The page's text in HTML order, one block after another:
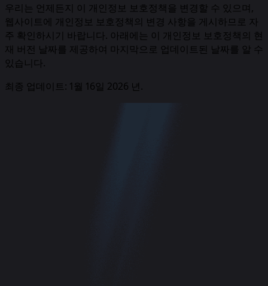
우리는 언제든지 이 개인정보 보호정책을 변경할 수 있으며,
웹사이트에 개인정보 보호정책의 변경 사항을 게시하므로 자
주 확인하시기 바랍니다. 아래에는 이 개인정보 보호정책의 현
재 버전 날짜를 제공하여 마지막으로 업데이트된 날짜를 알 수
있습니다.
최종 업데이트: 1월 16일 2026 년.